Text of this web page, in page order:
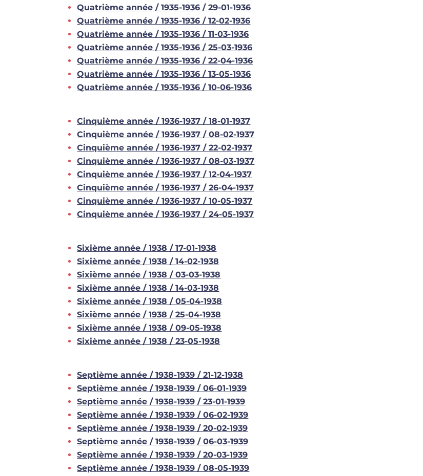
Quatrième année / 1935-1936 / 29-01-1936
Quatrième année / 1935-1936 / 12-02-1936
Quatrième année / 1935-1936 / 11-03-1936
Quatrième année / 1935-1936 / 25-03-1936
Quatrième année / 1935-1936 / 22-04-1936
Quatrième année / 1935-1936 / 13-05-1936
Quatrième année / 1935-1936 / 10-06-1936
Cinquième année / 1936-1937 / 18-01-1937
Cinquième année / 1936-1937 / 08-02-1937
Cinquième année / 1936-1937 / 22-02-1937
Cinquième année / 1936-1937 / 08-03-1937
Cinquième année / 1936-1937 / 12-04-1937
Cinquième année / 1936-1937 / 26-04-1937
Cinquième année / 1936-1937 / 10-05-1937
Cinquième année / 1936-1937 / 24-05-1937
Sixième année / 1938 / 17-01-1938
Sixième année / 1938 / 14-02-1938
Sixième année / 1938 / 03-03-1938
Sixième année / 1938 / 14-03-1938
Sixième année / 1938 / 05-04-1938
Sixième année / 1938 / 25-04-1938
Sixième année / 1938 / 09-05-1938
Sixième année / 1938 / 23-05-1938
Septième année / 1938-1939 / 21-12-1938
Septième année / 1938-1939 / 06-01-1939
Septième année / 1938-1939 / 23-01-1939
Septième année / 1938-1939 / 06-02-1939
Septième année / 1938-1939 / 20-02-1939
Septième année / 1938-1939 / 06-03-1939
Septième année / 1938-1939 / 20-03-1939
Septième année / 1938-1939 / 08-05-1939